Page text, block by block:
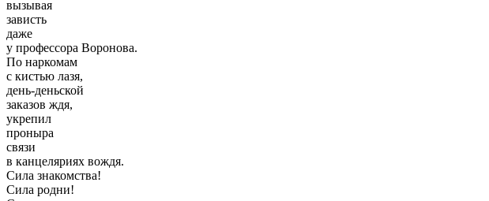
вызывая
зависть
даже
у профессора Воронова.
По наркомам
с кистью лазя,
день-деньской
заказов ждя,
укрепил
проныра
связи
в канцеляриях вождя.
Сила знакомства!
Сила родни!